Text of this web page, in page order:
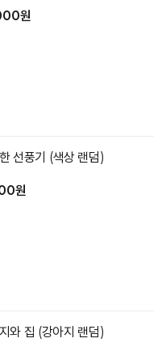
원
선풍기 (색상 랜덤)
원
와 집 (강아지 랜덤)